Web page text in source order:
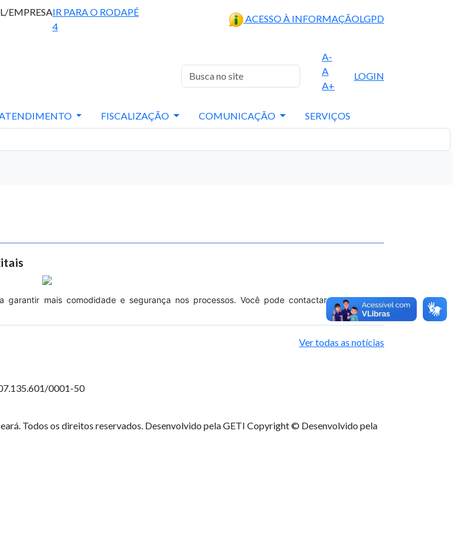
EMPRESAIR PARA O RODAPÉ
4
ACESSO À INFORMAÇÃOLGPD
A-
A
A+
LOGIN
FISCALIZAÇÃO COMUNICAÇÃO SERVIÇOS
garantir mais comodidade e segurança nos processos. Você pode contactar com o nosso
Ver todas as notícias
0001-50
Todos os direitos reservados. Desenvolvido pela GETI Copyright © Desenvolvido pela